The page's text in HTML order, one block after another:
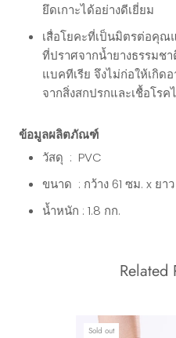
ยึดเกาะได้อย่างดีเยี่ยม
เสื่อโยคะที่เป็นมิตรต่อคุ
ที่ปราศจากน้ำยางธรรมช
แบคทีเรีย จึงไม่ก่อให้เกิ
จากสิ่งสกปรกและเชื้อโร
ข้อมูลผลิตภัณฑ์
วัสดุ : PVC
ขนาด : กว้าง 61 ซม. x ยา
น้ำหนัก : 1.8 กก.
Related
Sold out